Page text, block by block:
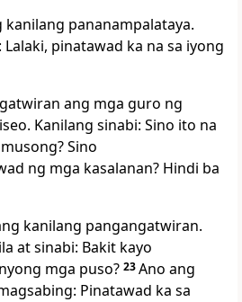
kanilang pananampalataya.
Lalaki, pinatawad ka na sa iyong
ang mga guro ng
Kanilang sinabi: Sino ito na
Sino
ng mga kasa­lanan? Hindi ba
kanilang pangangatwiran.
at sinabi: Bakit kayo
mga puso? 23Ano ang
Pinatawad ka sa